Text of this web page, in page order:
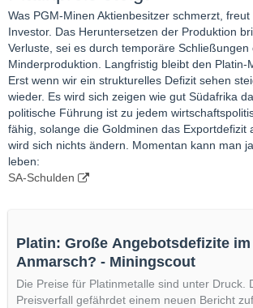
Was PGM-Minen Aktienbesitzer schmerzt,
Investor. Das Heruntersetzen der Produktion
Verluste, sei es durch temporäre Schließungen
Minderproduktion. Langfristig bleibt den Platin-
Erst wenn wir ein strukturelles Defizit sehen
wieder. Es wird sich zeigen wie gut Südafrika
politische Führung ist zu jedem
fähig, solange die Goldminen das Exportdefizit
wird sich nichts ändern. Momentan kann man
leben:
SA-Schulden
Platin: Große Angebotsdefizite im
Anmarsch? - Miningscout
Die Preise für Platinmetalle sind unter Druck.
Preisverfall gefährdet einem neuen Bericht